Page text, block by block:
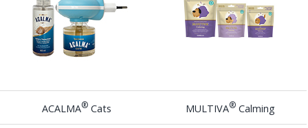
ACALMA® Cats MULTIVA®Calming